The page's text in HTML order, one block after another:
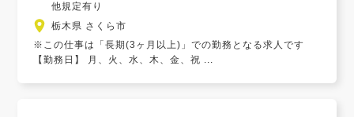
他規定有り
栃木県 さくら市
※この仕事は「長期(3ヶ月以上)」での勤務となる求人です
【勤務日】 月、火、水、木、金、祝 ...